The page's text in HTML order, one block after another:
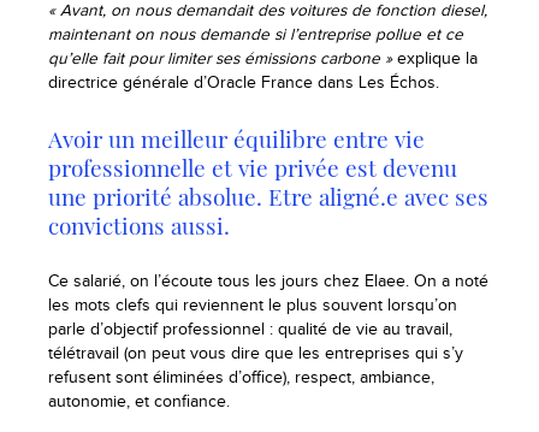
« Avant, on nous demandait des voitures de fonction diesel,
maintenant on nous demande si l’entreprise pollue et ce
qu’elle fait pour limiter ses émissions carbone »explique la
directrice générale d’Oracle France dans Les Échos.
Avoir un meilleur équilibre entre vie
professionnelle et vie privée est devenu
une priorité absolue. Etre aligné.e avec ses
convictions aussi.
Ce salarié, on l’écoute tous les jours chez Elaee. On a noté
les mots clefs qui reviennent le plus souvent lorsqu’on
parle d’objectif professionnel : qualité de vie au travail,
télétravail (on peut vous dire que les entreprises qui s’y
refusent sont éliminées d’office), respect, ambiance,
autonomie, et confiance.